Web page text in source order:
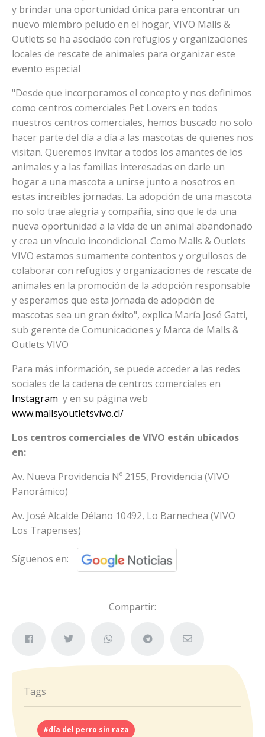
y brindar una oportunidad única para encontrar un
nuevo miembro peludo en el hogar, VIVO Malls &
Outlets se ha asociado con refugios y organizaciones
locales de rescate de animales para organizar este
evento especial
"Desde que incorporamos el concepto y nos definimos
como centros comerciales Pet Lovers en todos
nuestros centros comerciales, hemos buscado no solo
hacer parte del día a día a las mascotas de quienes nos
visitan. Queremos invitar a todos los amantes de los
animales y a las familias interesadas en darle un
hogar a una mascota a unirse junto a nosotros en
estas increíbles jornadas. La adopción de una mascota
no solo trae alegría y compañía, sino que le da una
nueva oportunidad a la vida de un animal abandonado
y crea un vínculo incondicional. Como Malls & Outlets
VIVO estamos sumamente contentos y orgullosos de
colaborar con refugios y organizaciones de rescate de
animales en la promoción de la adopción responsable
y esperamos que esta jornada de adopción de
mascotas sea un gran éxito", explica María José Gatti,
sub gerente de Comunicaciones y Marca de Malls &
Outlets VIVO
Para más información, se puede acceder a las redes
sociales de la cadena de centros comerciales en
Instagram y en su página web
www.mallsyoutletsvivo.cl/
Los centros comerciales de VIVO están ubicados
en:
Av. Nueva Providencia Nº 2155, Providencia (VIVO
Panorámico)
Av. José Alcalde Délano 10492, Lo Barnechea (VIVO
Los Trapenses)
Síguenos en:
Compartir:
Tags
#día del perro sin raza